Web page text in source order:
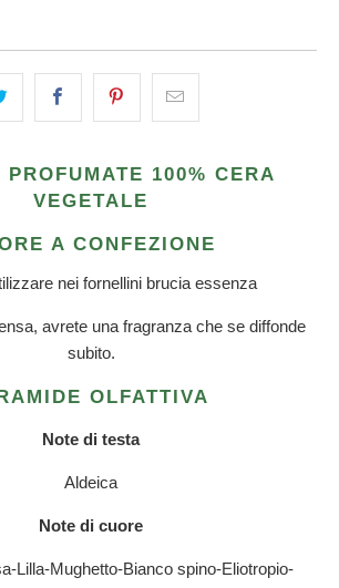
PROFUMATE 100% CERA
VEGETALE
A CONFEZIONE
nei fornellini brucia essenza
avrete una fragranza che se diffonde
subito.
OLFATTIVA
Note di testa
Aldeica
Note di cuore
Lilla-Mughetto-Bianco spino-Eliotropio-